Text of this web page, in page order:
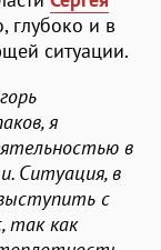
глубоко и в
ситуации.
я
в
Ситуация, в
с
так как